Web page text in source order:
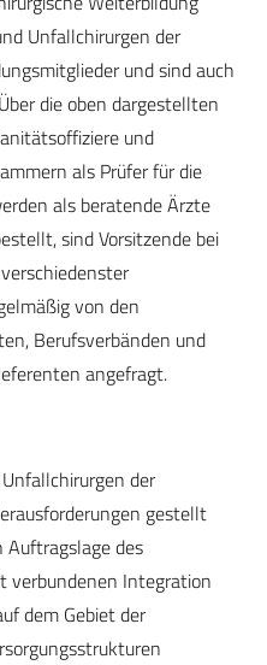
Unfallchirurgen der
und sind auch
die oben dargestellten
und
als Prüfer für die
als beratende Ärzte
sind Vorsitzende bei
von den
Berufsverbänden und
angefragt.
der
gestellt
Auftragslage des
verbundenen Integration
dem Gebiet der